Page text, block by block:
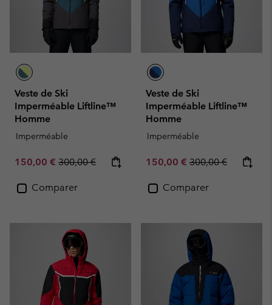
Veste de Ski
Imperméable Liftline™
Homme
Imperméable
Sale price:
150,00 € Regular price:
300,00 €
Comparer
Veste de Ski
Imperméable Liftline™
Homme
Imperméable
Sale price:
150,00 € Regular price:
300,00 €
Comparer